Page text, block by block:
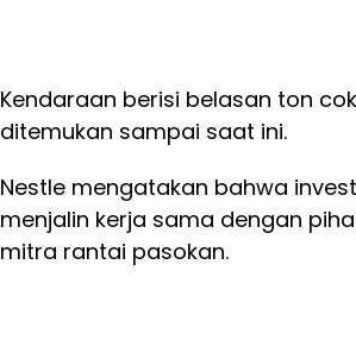
Kendaraan berisi belasan ton
ditemukan sampai saat ini.
Nestle mengatakan bahwa
menjalin kerja sama dengan
mitra rantai pasokan.